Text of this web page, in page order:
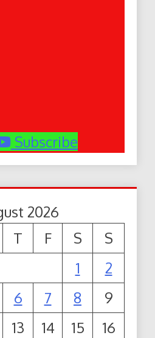
Subscribe
2026
T F S
S
1
2
6 7 8
9
13 14 15
16